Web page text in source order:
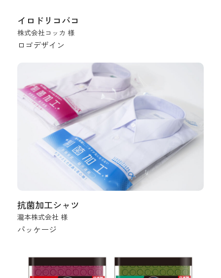
イロドリコバコ
株式会社コッカ 様
ロゴデザイン
抗菌加工シャツ
瀧本株式会社 様
パッケージ